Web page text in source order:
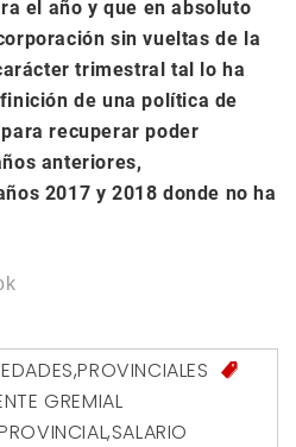
el año y que en absoluto
sin vueltas de la
trimestral tal lo ha
de una política de
recuperar poder
anteriores,
2017 y 2018 donde no ha
,PROVINCIALES
GREMIAL
,SALARIO